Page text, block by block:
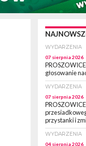
WYDARZENIA
07 sierpnia 2026
głosowanie
WYDARZENIA
07 sierpnia 2026
przystanki i
WYDARZENIA
04 sierpnia 2026